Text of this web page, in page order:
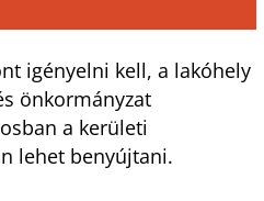
igényelni kell, a lakóhely
önkormányzat
a kerületi
lehet benyújtani.